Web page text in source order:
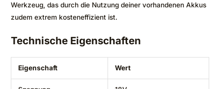
Werkzeug, das durch die Nutzung deiner vorhandenen Akkus
zudem extrem kosteneffizient ist.
Technische Eigenschaften
Eigenschaft Wert